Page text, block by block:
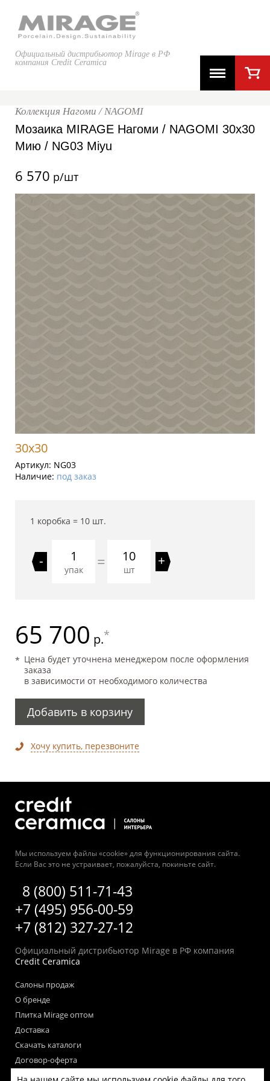
Официальный дистрибьютор Mirage в РФ
компания Credit Ceramica
Коллекция Нагоми / NAGOMI
Мозаика MIRAGE Нагоми / NAGOMI 30x30
Мию / NG03 Miyu
6 570 р/шт
30x30
Артикул: NG03
Наличие: под заказ
1 коробка = 10 шт.
-
упак = 10
шт
+
65 700 р.*
Цена будет уточнена менеджером после оформления
заказа
в зависимости от необходимого количества
Добавить в корзину
Хочу купить, перезвоните
Мы используем файлы «cookie» для функционирования сайта.
Если Вас это не устраивает, пожалуйста, покиньте сайт.
8 (800) 511-71-43
+7 (495) 956-00-59
+7 (812) 327-27-12
Официальный дистрибьютор Mirage в РФ компания
Credit Ceramica
Салоны продаж
О бренде
Плитка Mirage оптом
Доставка
Скачать каталоги
Договор-оферта
Пользовательское соглашение